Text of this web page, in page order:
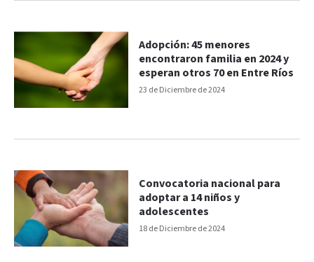
23 de Diciembre de 2024
Adopción: 45 menores
encontraron familia en 2024 y
esperan otros 70 en Entre Ríos
18 de Diciembre de 2024
Convocatoria nacional para
adoptar a 14 niños y
adolescentes